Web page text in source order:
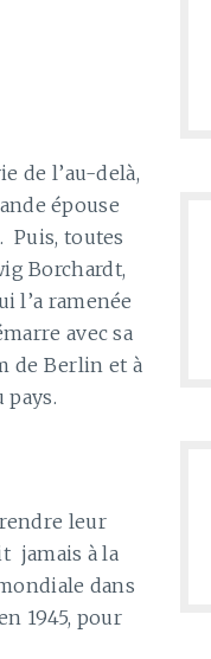
de l’au-delà,
épouse
Puis, toutes
Borchardt,
l’a ramenée
avec sa
de Berlin et à
pays.
leur
jamais à la
dans
1945, pour